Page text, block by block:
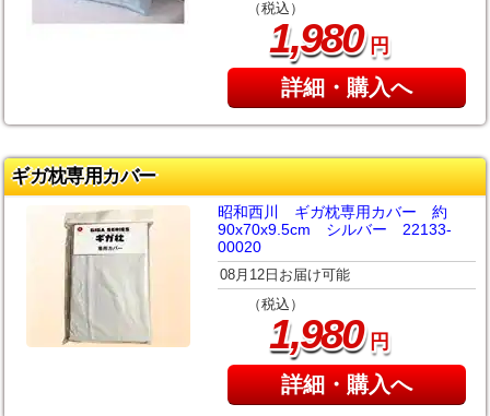
（税込）
1,980円
詳細・購入へ
ギガ枕専用カバー
昭和西川 ギガ枕専用カバー 約
90x70x9.5cm シルバー 22133-
00020
08月12日お届け可能
（税込）
1,980円
詳細・購入へ